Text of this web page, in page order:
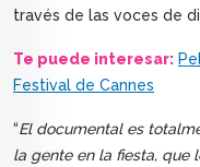
través de las voces de
Te puede interesar:
Festival de Cannes
“El documental es
la gente en la fiesta, que